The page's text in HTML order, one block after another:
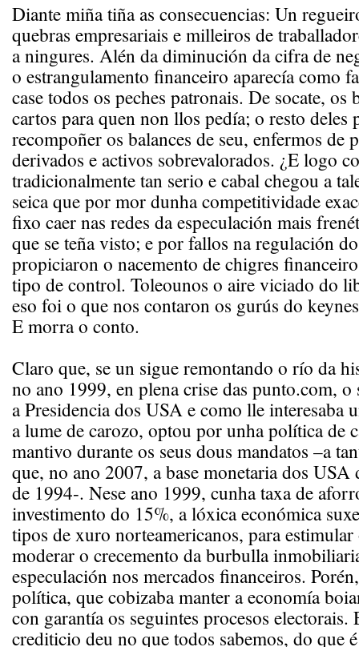
Diante miña tiña as consecuencias: Un
quebras empresariais e milleiros de
a ningures. Alén da diminución da cifra de
o estrangulamento financeiro aparecía como
case todos os peches patronais. De socate, os
cartos para quen non llos pedía; o resto deles
recompoñer os balances de seu, enfermos de
derivados e activos sobrevalorados. ¿E logo
tradicionalmente tan serio e cabal chegou a
seica que por mor dunha competitividade
fixo caer nas redes da especulación mais
que se teña visto; e por fallos na regulación
propiciaron o nacemento de chigres
tipo de control. Toleounos o aire viciado do
eso foi o que nos contaron os gurús do
E morra o conto.
Claro que, se un sigue remontando o río da
no ano 1999, en plena crise das punto.com,
a Presidencia dos USA e como lle interesaba
a lume de carozo, optou por unha política de
mantivo durante os seus dous mandatos –a
que, no ano 2007, a base monetaria dos
de 1994-. Nese ano 1999, cunha taxa de
investimento do 15%, a lóxica económica
tipos de xuro norteamericanos, para
moderar o crecemento da burbulla
especulación nos mercados financeiros.
política, que cobizaba manter a economía
con garantía os seguintes procesos electorais.
crediticio deu no que todos sabemos, do que